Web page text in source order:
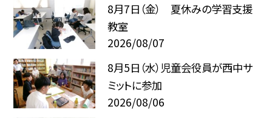
8月7日（金） 夏休みの学習支援
教室
2026/08/07
8月5日（水）児童会役員が西中サ
ミットに参加
2026/08/06